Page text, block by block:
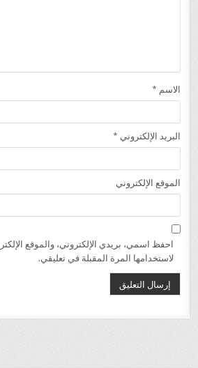
الاسم *
البريد الإلكتروني *
الموقع الإلكتروني
احفظ اسمي، بريدي الإلكتروني، والموقع
لاستخدامها المرة المقبلة في تعليقي.